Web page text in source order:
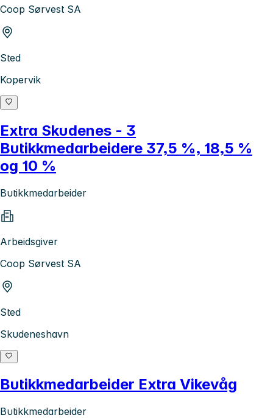
Coop Sørvest SA
Sted
Kopervik
Extra Skudenes - 3
Butikkmedarbeidere 37,5 %, 18,5 %
og 10 %
Butikkmedarbeider
Arbeidsgiver
Coop Sørvest SA
Sted
Skudeneshavn
Butikkmedarbeider Extra Vikevåg
Butikkmedarbeider